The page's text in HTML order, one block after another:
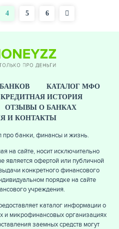
Текущая
4 Страница
5 Страница
6
КАТАЛОГ МФО
КРЕДИТНАЯ ИСТОРИЯ
ОТЗЫВЫ О БАНКАХ
И КОНТАКТЫ
банки, финансы и жизнь.
на сайте, носит исключительно
является офертой или публичной
конкретного финансового
порядке на сайте
учреждения.
каталог информации о
и микрофинансовых организациях
заемных средств могут